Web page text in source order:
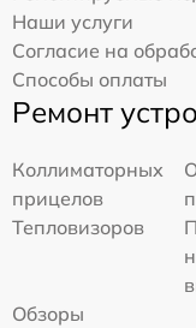
Наши услуги
Согласие на
Способы оплаты
Ремонт
Коллиматорных
прицелов
Тепловизоров
Обзоры